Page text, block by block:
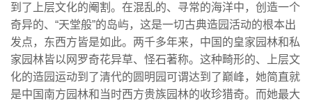
到了上层文化的阉割。在混乱的、寻常的海洋中，创造一个
奇异的、“天堂般”的岛屿，这是一切古典造园活动的根本出
发点，东西方皆是如此。两千多年来，中国的皇家园林和私
家园林皆以网罗奇花异草、怪石著称。这种畸形的、上层文
化的造园运动到了清代的圆明园可谓达到了巅峰，她简直就
是中国南方园林和当时西方贵族园林的收珍猎奇。而她最大